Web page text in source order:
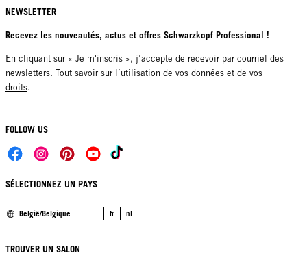
NEWSLETTER
Recevez les nouveautés, actus et offres Schwarzkopf Professional !
En cliquant sur « Je m'inscris », j’accepte de recevoir par courriel des
newsletters. Tout savoir sur l’utilisation de vos données et de vos
droits.
FOLLOW US
SÉLECTIONNEZ UN PAYS
België/Belgique fr nl
TROUVER UN SALON